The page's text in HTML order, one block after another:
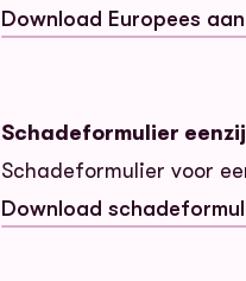
Download Europees
— Europees
Schadeformulier
Schadeformulier voor
Download
— Schadeformulier